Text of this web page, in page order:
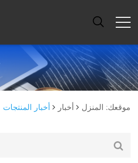
موقعك: المنزل أخبار أخبار المنتجات